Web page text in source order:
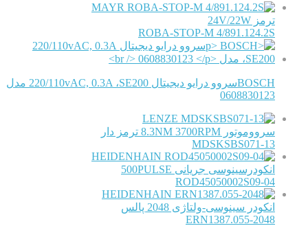
MAYR
ترمز 24V/22W
ROBA-STOP-M 4/891.124.2S
BOSCHسروو درایو دیجیتال 220/110vAC, 0.3A ،SE200 مدل
0608830123
LENZE
سرووموتور 8.3NM 3700RPM ترمز دار
MDSKSBS071-13
HEIDENHAIN
انکودرسینوسی جریانی 500PULSE
ROD45050002S09-04
HEIDENHAIN
انکودر سینوسی-ولتاژی 2048 پالس
ERN1387.055-2048